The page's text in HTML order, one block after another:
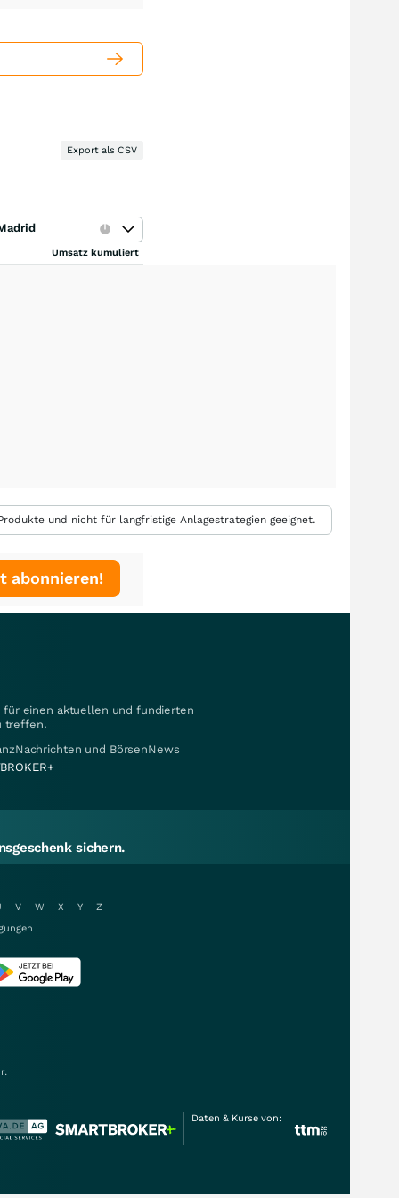
Export als CSV
Umsatz kumuliert
und nicht für langfristige Anlagestrategien geeignet.
abonnieren!
für einen aktuellen und fundierten
treffen.
und BörsenNews
sichern.
V W X Y
Z
Daten & Kurse von: